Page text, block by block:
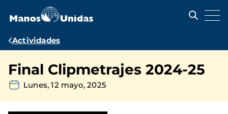
contenido
Ruta
navegación
Actividades
Final Clipmetrajes 2024-25
Lunes, 12 mayo, 2025